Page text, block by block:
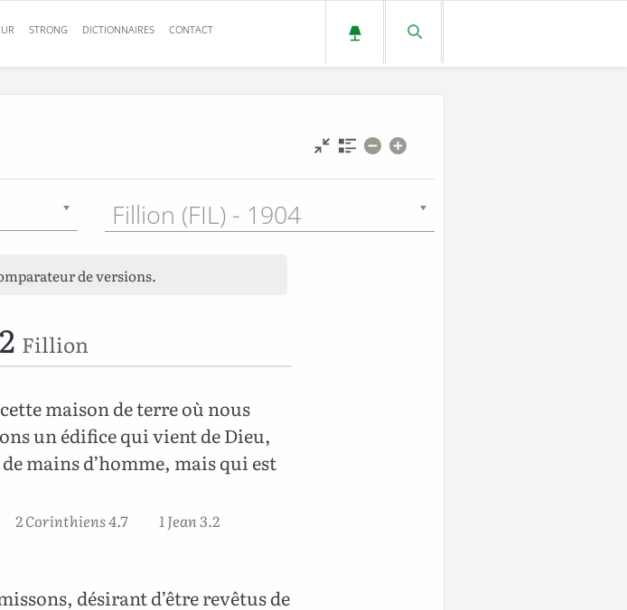
STRONG DICTIONNAIRES CONTACT
Fillion (FIL) - 1904
de versions.
Fillion
maison de terre où nous
un édifice qui vient de Dieu,
mains d’homme, mais qui est
2 Corinthiens 4.7
1 Jean 3.2
désirant d’être revêtus de